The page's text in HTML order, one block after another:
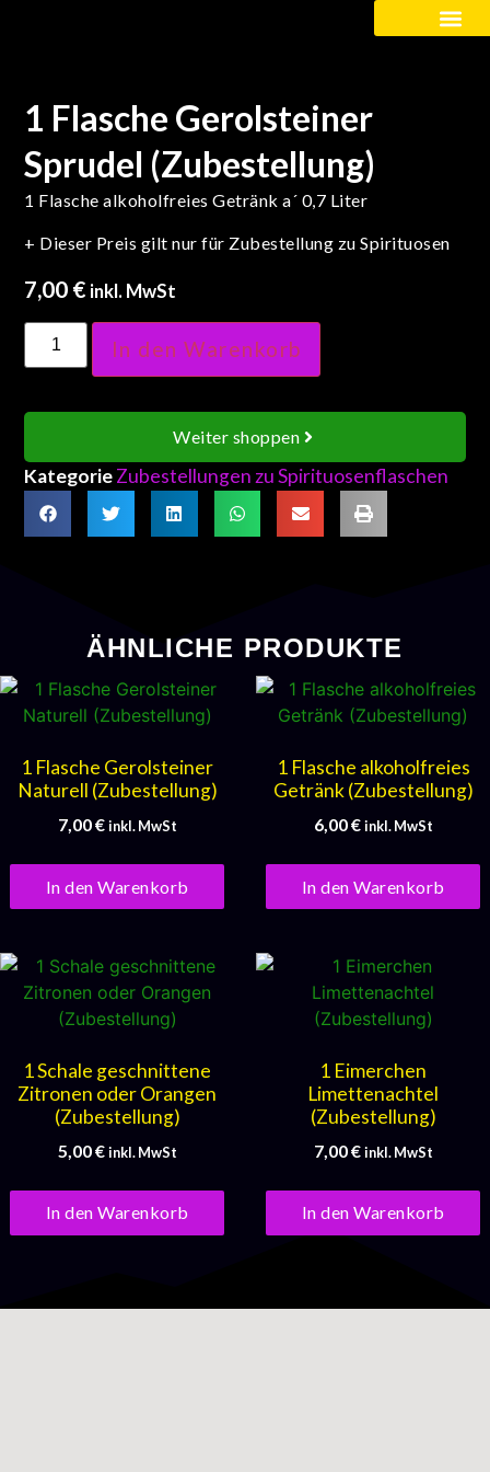
1 Flasche Gerolsteiner
Sprudel (Zubestellung)
1 Flasche alkoholfreies Getränk a´ 0,7 Liter
+ Dieser Preis gilt nur für Zubestellung zu Spirituosen
7,00 € inkl. MwSt
In den Warenkorb
Weiter shoppen
KategorieZubestellungen zu Spirituosenflaschen
ÄHNLICHE PRODUKTE
1 Flasche Gerolsteiner
Naturell (Zubestellung)
7,00€ inkl. MwSt
In den Warenkorb
1 Flasche alkoholfreies
Getränk (Zubestellung)
6,00€ inkl. MwSt
In den Warenkorb
1 Schale geschnittene
Zitronen oder Orangen
(Zubestellung)
5,00€ inkl. MwSt
In den Warenkorb
1 Eimerchen
Limettenachtel
(Zubestellung)
7,00€ inkl. MwSt
In den Warenkorb